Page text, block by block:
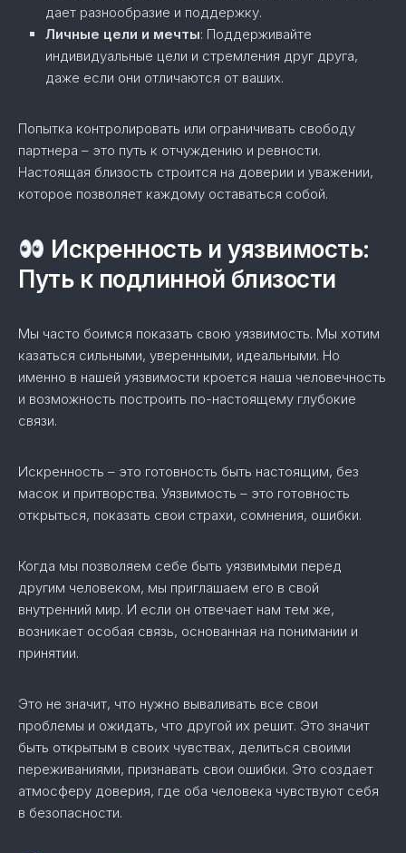
дает разнообразие и поддержку.
Личные цели и мечты: Поддерживайте
индивидуальные цели и стремления друг друга,
даже если они отличаются от ваших.
Попытка контролировать или ограничивать свободу
партнера – это путь к отчуждению и ревности.
Настоящая близость строится на доверии и уважении,
которое позволяет каждому оставаться собой.
Искренность и уязвимость:
Путь к подлинной близости
Мы часто боимся показать свою уязвимость. Мы хотим
казаться сильными, уверенными, идеальными. Но
именно в нашей уязвимости кроется наша человечность
и возможность построить по-настоящему глубокие
связи.
Искренность – это готовность быть настоящим, без
масок и притворства. Уязвимость – это готовность
открыться, показать свои страхи, сомнения, ошибки.
Когда мы позволяем себе быть уязвимыми перед
другим человеком, мы приглашаем его в свой
внутренний мир. И если он отвечает нам тем же,
возникает особая связь, основанная на понимании и
принятии.
Это не значит, что нужно вываливать все свои
проблемы и ожидать, что другой их решит. Это значит
быть открытым в своих чувствах, делиться своими
переживаниями, признавать свои ошибки. Это создает
атмосферу доверия, где оба человека чувствуют себя
в безопасности.